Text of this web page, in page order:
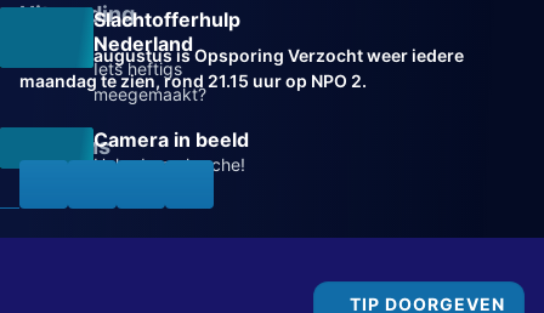
TIP DOORGEVEN
Slachtofferhulp
Nederland
Iets heftigs
meegemaakt?
Camera in beeld
Help de recherche!
Uitzending
Vanaf 31 augustus is Opsporing Verzocht weer iedere
maandag te zien, rond 21.15 uur op NPO 2.
Volg ons